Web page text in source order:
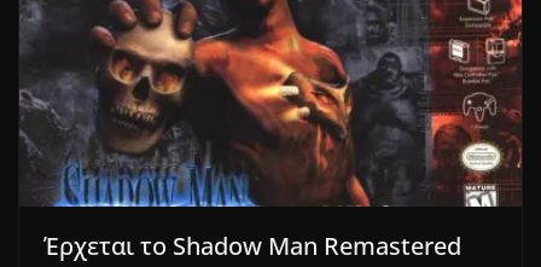
Έρχεται το Shadow Man Remastered